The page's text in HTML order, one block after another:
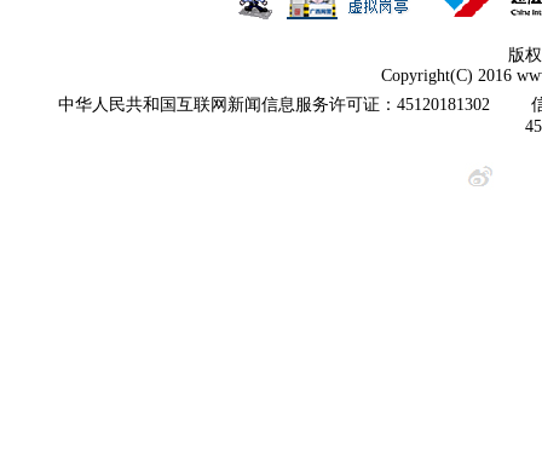
版
Copyright(C) 2016
中华人民共和国互联网新闻信息服务许可证：45120181302